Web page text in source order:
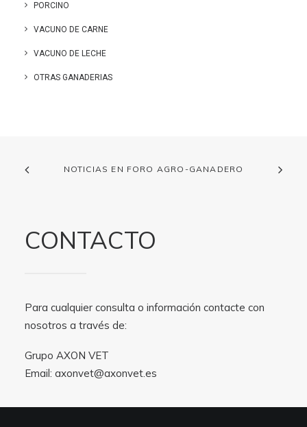
PORCINO
VACUNO DE CARNE
VACUNO DE LECHE
OTRAS GANADERIAS
NOTICIAS EN FORO AGRO-GANADERO
CONTACTO
Para cualquier consulta o información contacte con
nosotros a través de:
Grupo AXON VET
Email: axonvet@axonvet.es